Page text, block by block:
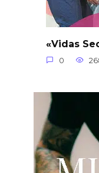
«Vidas
0